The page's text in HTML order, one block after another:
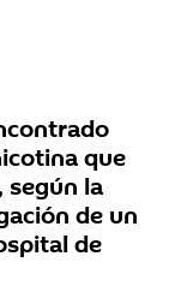
que
según la
de un
de